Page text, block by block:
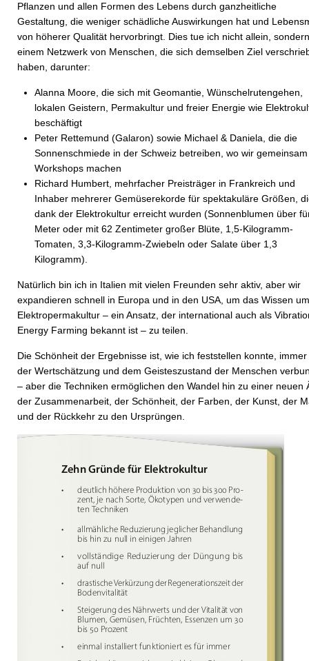
Pflanzen und allen Formen des Lebens durch ganzheitliche
Gestaltung, die weniger schädliche Auswirkungen hat und
von höherer Qualität hervorbringt. Dies tue ich nicht allein,
einem Netzwerk von Menschen, die sich demselben Ziel
haben, darunter:
Alanna Moore, die sich mit Geomantie, Wünschelrutengehen,
lokalen Geistern, Permakultur und freier Energie wie
beschäftigt
Peter Rettemund (Galaron) sowie Michael & Daniela, die die
Sonnenschmiede in der Schweiz betreiben, wo wir gemeinsam
Workshops machen
Richard Humbert, mehrfacher Preisträger in Frankreich und
Inhaber mehrerer Gemüserekorde für spektakuläre Größen,
dank der Elektrokultur erreicht wurden (Sonnenblumen über
Meter oder mit 62 Zentimeter großer Blüte, 1,5-Kilogramm-
Tomaten, 3,3-Kilogramm-Zwiebeln oder Salate über 1,3
Kilogramm).
Natürlich bin ich in Italien mit vielen Freunden sehr aktiv, aber wir
expandieren schnell in Europa und in den USA, um das Wissen
Elektropermakultur – ein Ansatz, der international auch als
Energy Farming bekannt ist – zu teilen.
Die Schönheit der Ergebnisse ist, wie ich feststellen konnte, immer
der Wertschätzung und dem Geisteszustand der Menschen
– aber die Techniken ermöglichen den Wandel hin zu einer neuen
der Zusammenarbeit, der Schönheit, der Farben, der Kunst, der
und der Rückkehr zu den Ursprüngen.